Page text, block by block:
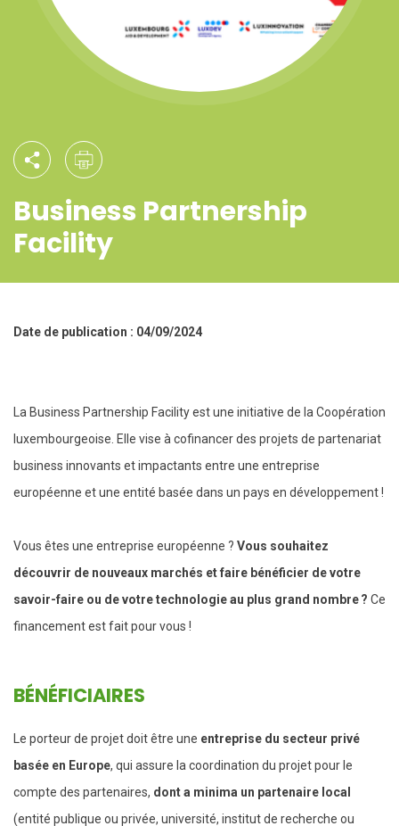
Business Partnership
Facility
Date de publication : 04/09/2024
La Business Partnership Facility est une initiative de la Coopération
luxembourgeoise. Elle vise à cofinancer des projets de partenariat
business innovants et impactants entre une entreprise
européenne et une entité basée dans un pays en développement !
Vous êtes une entreprise européenne ? Vous souhaitez
découvrir de nouveaux marchés et faire bénéficier de votre
savoir-faire ou de votre technologie au plus grand nombre ? Ce
financement est fait pour vous !
BÉNÉFICIAIRES
Le porteur de projet doit être une entreprise du secteur privé
basée en Europe, qui assure la coordination du projet pour le
compte des partenaires, dont a minima un partenaire local
(entité publique ou privée, université, institut de recherche ou